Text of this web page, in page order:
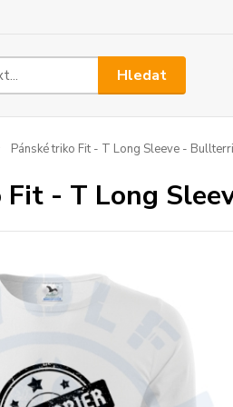
Hledat
Pánské triko Fit - T Long Sleeve -
Fit - T Long